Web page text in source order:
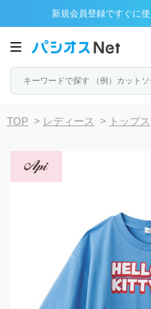
新規会員登録ですぐに
TOP > レディース > トップス